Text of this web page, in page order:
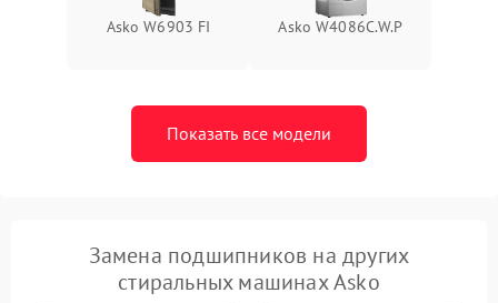
Asko W6903 FI Asko W4086C.W.P
Показать все модели
Замена подшипников на других
стиральных машинах Asko